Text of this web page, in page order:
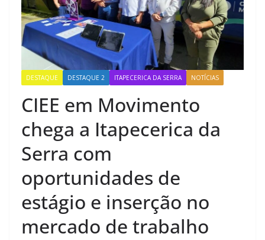
DESTAQUE DESTAQUE 2 ITAPECERICA DA SERRA NOTÍCIAS
CIEE em Movimento
chega a Itapecerica da
Serra com
oportunidades de
estágio e inserção no
mercado de trabalho